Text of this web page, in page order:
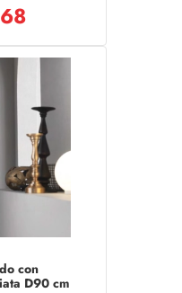
con
D90 cm